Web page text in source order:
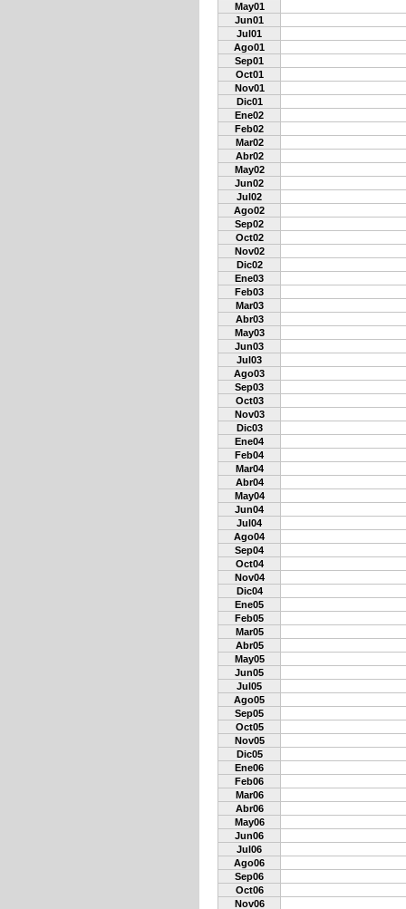
May01
Jun01
Jul01
Ago01
Sep01
Oct01
Nov01
Dic01
Ene02
Feb02
Mar02
Abr02
May02
Jun02
Jul02
Ago02
Sep02
Oct02
Nov02
Dic02
Ene03
Feb03
Mar03
Abr03
May03
Jun03
Jul03
Ago03
Sep03
Oct03
Nov03
Dic03
Ene04
Feb04
Mar04
Abr04
May04
Jun04
Jul04
Ago04
Sep04
Oct04
Nov04
Dic04
Ene05
Feb05
Mar05
Abr05
May05
Jun05
Jul05
Ago05
Sep05
Oct05
Nov05
Dic05
Ene06
Feb06
Mar06
Abr06
May06
Jun06
Jul06
Ago06
Sep06
Oct06
Nov06